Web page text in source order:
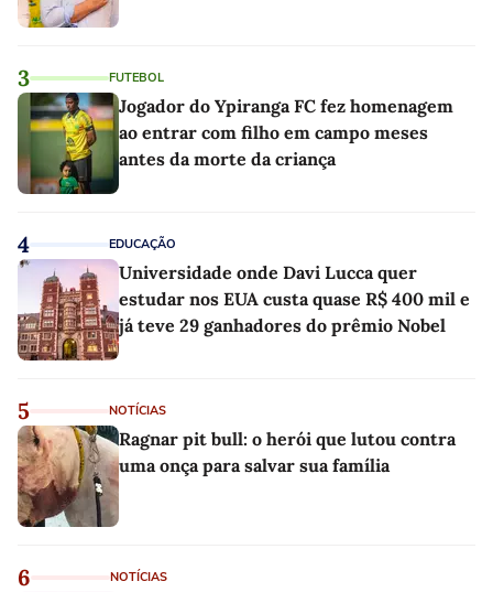
3 FUTEBOL
Jogador do Ypiranga FC fez homenagem
ao entrar com filho em campo meses
antes da morte da criança
4 EDUCAÇÃO
Universidade onde Davi Lucca quer
estudar nos EUA custa quase R$ 400 mil e
já teve 29 ganhadores do prêmio Nobel
5 NOTÍCIAS
Ragnar pit bull: o herói que lutou contra
uma onça para salvar sua família
6 NOTÍCIAS